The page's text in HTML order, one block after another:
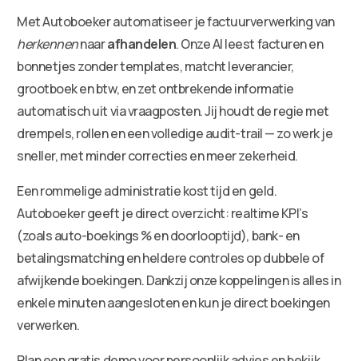
Met Autoboeker automatiseer je factuurverwerking van
herkennennaarafhandelen. Onze AI leest facturen en
bonnetjes zonder templates, matcht leverancier,
grootboek en btw, en zet ontbrekende informatie
automatisch uit via vraagposten. Jij houdt de regie met
drempels, rollen en een volledige audit-trail — zo werk je
sneller, met minder correcties en meer zekerheid.
Een rommelige administratie kost tijd en geld.
Autoboeker geeft je direct overzicht: realtime KPI’s
(zoals auto-boekings % en doorlooptijd), bank- en
betalingsmatching en heldere controles op dubbele of
afwijkende boekingen. Dankzij onze koppelingen is alles in
enkele minuten aangesloten en kun je direct boekingen
verwerken.